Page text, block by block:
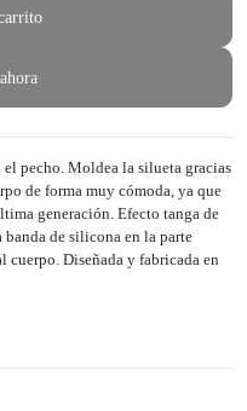
el pecho. Moldea la silueta gracias
de forma muy cómoda, ya que
generación. Efecto tanga de
de silicona en la parte
cuerpo. Diseñada y fabricada en